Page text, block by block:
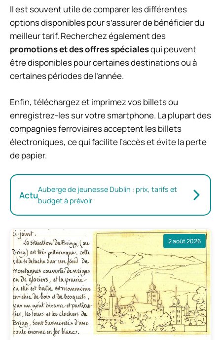
Il est souvent utile de comparer les différentes
options disponibles pour s’assurer de bénéficier du
meilleur tarif. Recherchez également des
promotions et des offres spécialesqui peuvent
être disponibles pour certaines destinations ou à
certaines périodes de l’année.
Enfin, téléchargez et imprimez vos billets ou
enregistrez-les sur votre smartphone. La plupart des
compagnies ferroviaires acceptent les billets
électroniques, ce qui facilite l’accès et évite la perte
de papier.
ActuAuberge de jeunesse Dublin : prix, tarifs et
budget à prévoir
2 août 2026